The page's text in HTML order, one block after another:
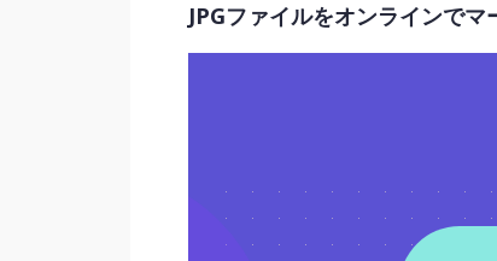
JPGファイルをオンラインでマ